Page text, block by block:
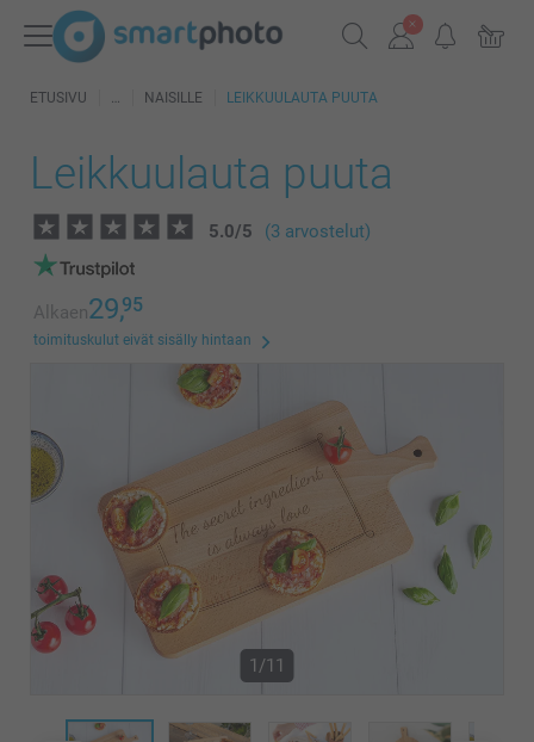
ETUSIVU NAISILLE LEIKKUULAUTA PUUTA
Leikkuulauta puuta
5.0/5 (3 arvostelut)
Alkaen29,95
toimituskulut eivät sisälly hintaan
1/11